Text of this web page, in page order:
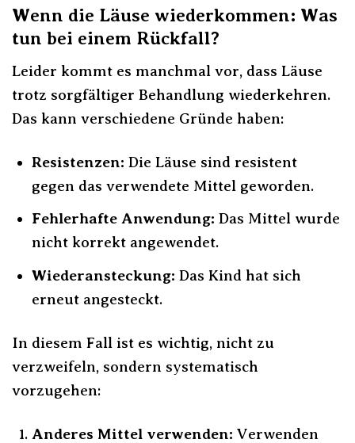
Wenn die Läuse wiederkommen: Was
tun bei einem Rückfall?
Leider kommt es manchmal vor, dass Läuse
trotz sorgfältiger Behandlung wiederkehren.
Das kann verschiedene Gründe haben:
Resistenzen: Die Läuse sind resistent
gegen das verwendete Mittel geworden.
Fehlerhafte Anwendung: Das Mittel wurde
nicht korrekt angewendet.
Wiederansteckung: Das Kind hat sich
erneut angesteckt.
In diesem Fall ist es wichtig, nicht zu
verzweifeln, sondern systematisch
vorzugehen:
Anderes Mittel verwenden: Verwenden